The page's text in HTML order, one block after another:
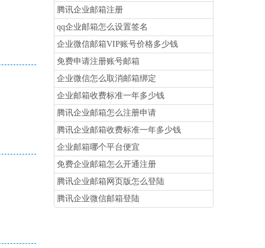
腾讯企业邮箱注册
qq企业邮箱怎么设置签名
企业微信邮箱VIP账号价格多少钱
免费申请注册账号邮箱
企业微信怎么取消邮箱绑定
企业邮箱收费标准一年多少钱
腾讯企业邮箱怎么注册申请
腾讯企业邮箱收费标准一年多少钱
企业邮箱哪个平台便宜
免费企业邮箱怎么开通注册
腾讯企业邮箱网页版怎么登陆
腾讯企业微信邮箱登陆